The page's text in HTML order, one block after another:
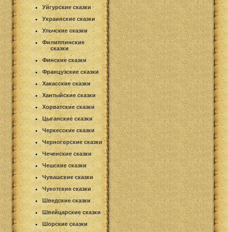
Уйгурские сказки
Украинские сказки
Ульчские сказки
Филиппинские
сказки
Финские сказки
Французские сказки
Хакасские сказки
Хантыйские сказки
Хорватские сказки
Цыганские сказки
Черкесские сказки
Черногорские сказки
Чеченские сказки
Чешские сказки
Чувашские сказки
Чукотские сказки
Шведские сказки
Швейцарские сказки
Шорские сказки